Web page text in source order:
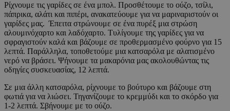
Ρίχνουμε τις γαρίδες σε ένα μπολ. Προσθέτουμε το ούζο, τσίλι,
πάπρικα, αλάτι και πιπέρι, ανακατεύουμε για να μαριναριστούν οι
γαρίδες μας. Έπειτα στρώνουμε σε ένα πυρέξ μια στρώση
αλουμινόχαρτο και λαδόχαρτο. Τυλίγουμε της γαρίδες για να
σφραγιστούν καλά και βάζουμε σε προθερμασμένο φούρνο για 15
λεπτά. Παράλληλα, τοποθετούμε μια κατσαρόλα με αλατισμένο
νερό να βράσει. Ψήνουμε τα μακαρόνια μας ακολουθώντας τις
οδηγίες συσκευασίας, 12 λεπτά.
Σε μια άλλη κατσαρόλα, ρίχνουμε το βούτυρο και βάζουμε στη
φωτιά για να λιώσει. Τηγανίζουμε το κρεμμύδι και το σκόρδο για
1-2 λεπτά. Σβήνουμε με το ούζο.